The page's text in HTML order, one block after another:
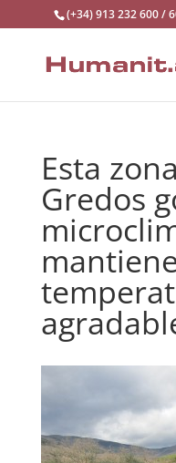
(+34) 913 232 600 /
Esta
Gredos